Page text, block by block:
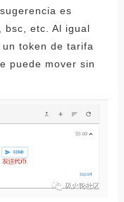
es
bsc, etc. Al igual
token de tarifa
puede mover sin